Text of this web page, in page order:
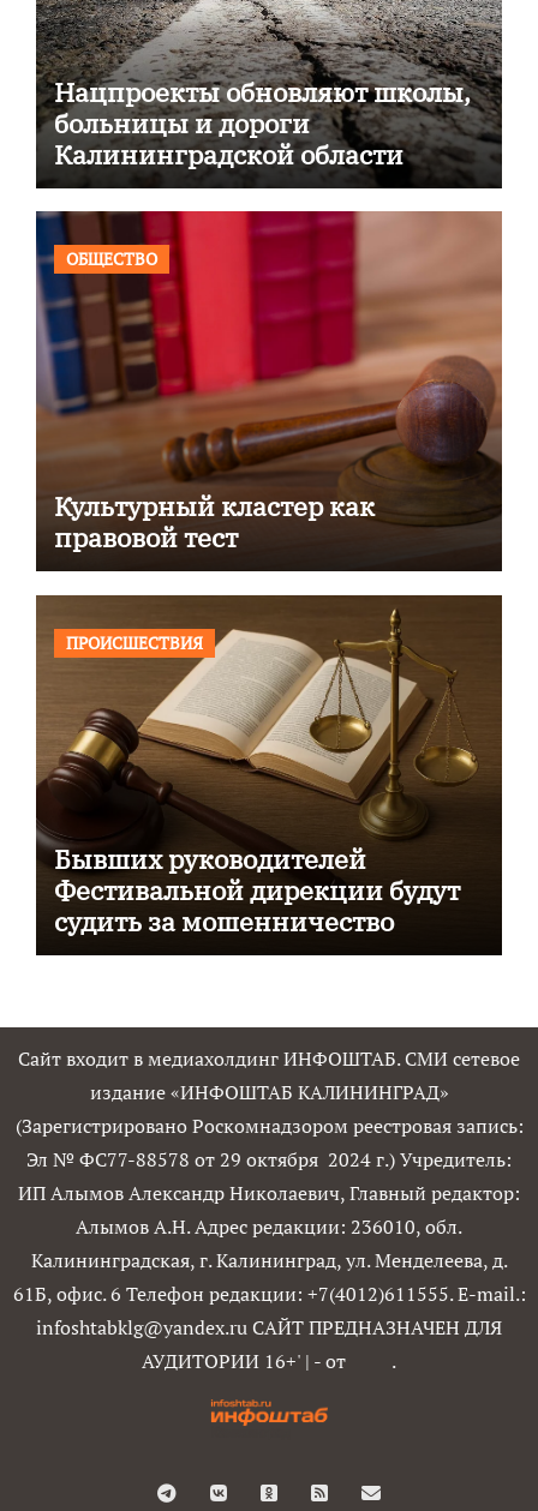
Нацпроекты обновляют школы,
больницы и дороги
Калининградской области
ОБЩЕСТВО
Культурный кластер как
правовой тест
ПРОИСШЕСТВИЯ
Бывших руководителей
Фестивальной дирекции будут
судить за мошенничество
Сайт входит в медиахолдинг ИНФОШТАБ. СМИ сетевое
издание «ИНФОШТАБ КАЛИНИНГРАД»
(Зарегистрировано Роскомнадзором реестровая запись:
Эл № ФС77-88578 от 29 октября 2024 г.) Учредитель:
ИП Алымов Александр Николаевич, Главный редактор:
Алымов А.Н. Адрес редакции: 236010, обл.
Калининградская, г. Калининград, ул. Менделеева, д.
61Б, офис. 6 Телефон редакции: +7(4012)611555. E-mail.:
infoshtabklg@yandex.ru САЙТ ПРЕДНАЗНАЧЕН ДЛЯ
АУДИТОРИИ 16+' | - от .